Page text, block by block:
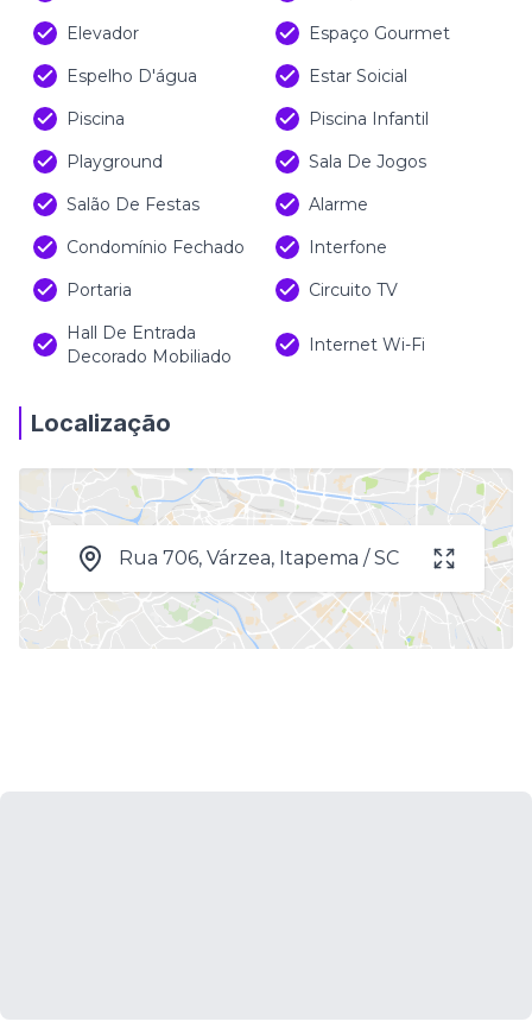
Elevador
Espaço Gourmet
Espelho D'água
Estar Soicial
Piscina
Piscina Infantil
Playground
Sala De Jogos
Salão De Festas
Alarme
Condomínio Fechado
Interfone
Portaria
Circuito TV
Hall De Entrada
Decorado Mobiliado
Internet Wi-Fi
Localização
Rua 706, Várzea, Itapema / SC